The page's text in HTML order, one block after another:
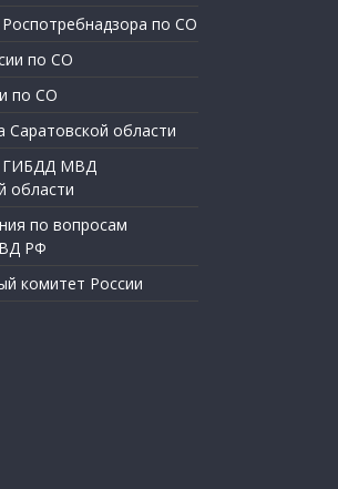
по СО
по СО
по СО
Саратовской области
ГИБДД МВД
области
по вопросам
РФ
комитет России